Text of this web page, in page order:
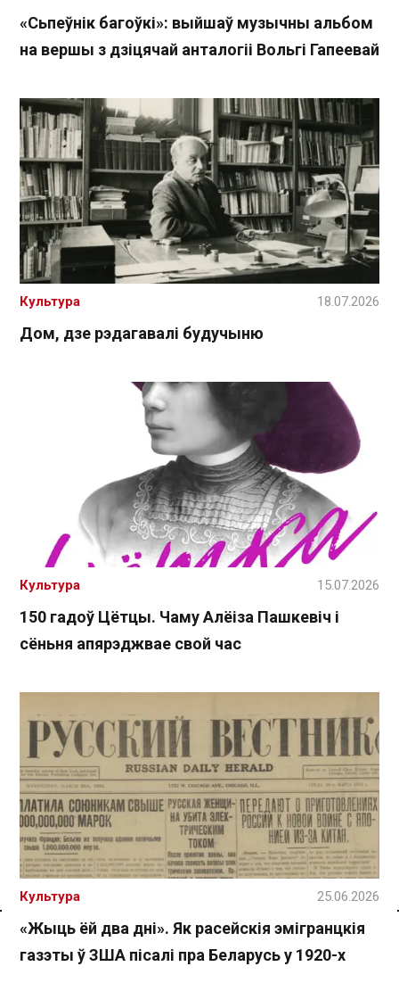
Спасылка без VPN
«Сьпеўнік багоўкі»: выйшаў музычны альбом
на вершы з дзіцячай анталогіі Вольгі Гапеевай
Дом, дзе рэдагавалі будучыню
Культура 18.07.2026
150 гадоў Цётцы. Чаму Алёіза Пашкевіч і
сёньня апярэджвае свой час
Культура 15.07.2026
«Жыць ёй два дні». Як расейскія эмігранцкія
газэты ў ЗША пісалі пра Беларусь у 1920-х
Культура 25.06.2026